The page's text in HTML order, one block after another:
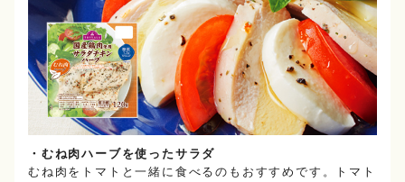
・むね肉ハーブを使ったサラダ
むね肉をトマトと一緒に食べるのもおすすめです。トマト